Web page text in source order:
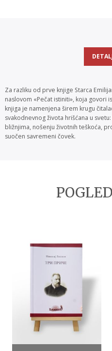
Za razliku od prve knjige Starca
naslovom «Pečat istiniti», koja govori
knjiga je namenjena širem krugu
svakodnevnog života hrišćana u
bližnjima, nošenju životnih teškoća,
suočen savremeni čovek.